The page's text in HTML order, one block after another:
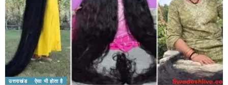
उत्तराखंड ऐसा भी होता है